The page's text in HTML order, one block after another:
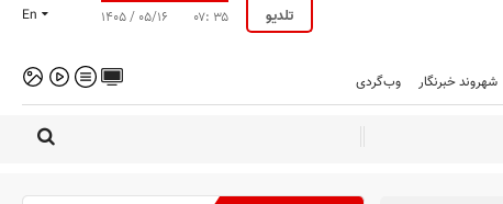
En ۱۴۰۵ / ۰۵/۱۶ ۰۷: ۳۵ تلدیو
شهروند خبرنگار وب‌گردی